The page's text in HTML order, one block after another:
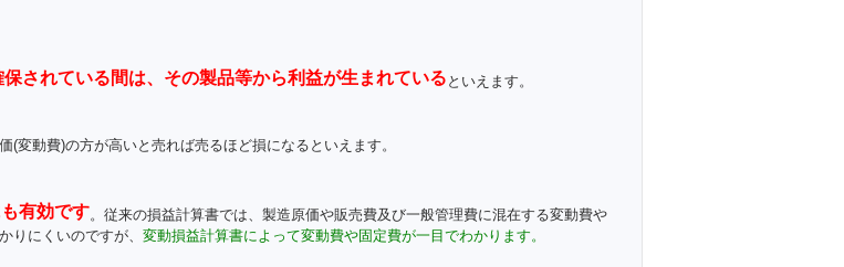
保されている間は、その製品等から利益が生まれている といえます。
(変動費)の方が高いと売れば売るほど損になるといえます。
有効です。従来の損益計算書では、製造原価や販売費及び一般管理費に混在する変動費や
りにくいのですが、 変動損益計算書によって変動費や固定費が一目でわかります。